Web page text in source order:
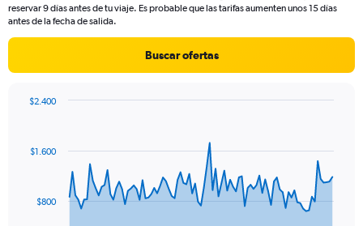
reservar 9 días antes de tu viaje. Es probable que las tarifas aumenten unos 15 días
antes de la fecha de salida.
Buscar ofertas
data
The$800
$1.600
$2.400